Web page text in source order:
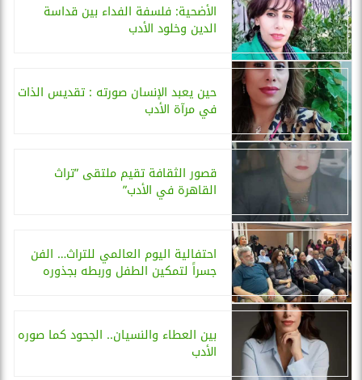
الأضحية: فلسفة الفداء بين قداسة
الدين وخلود الأدب
حين يعبد الإنسان صورته : تقديس الذات
في مرآة الأدب
قصور الثقافة تقيم ملتقى ”تراث
القاهرة في الأدب”
احتفالية اليوم العالمي للتراث… الفن
جسراً لتمكين الطفل وربطه بجذوره
بين العطاء والنسيان.. الجحود كما صوره
الأدب